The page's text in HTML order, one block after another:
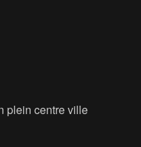
plein centre ville